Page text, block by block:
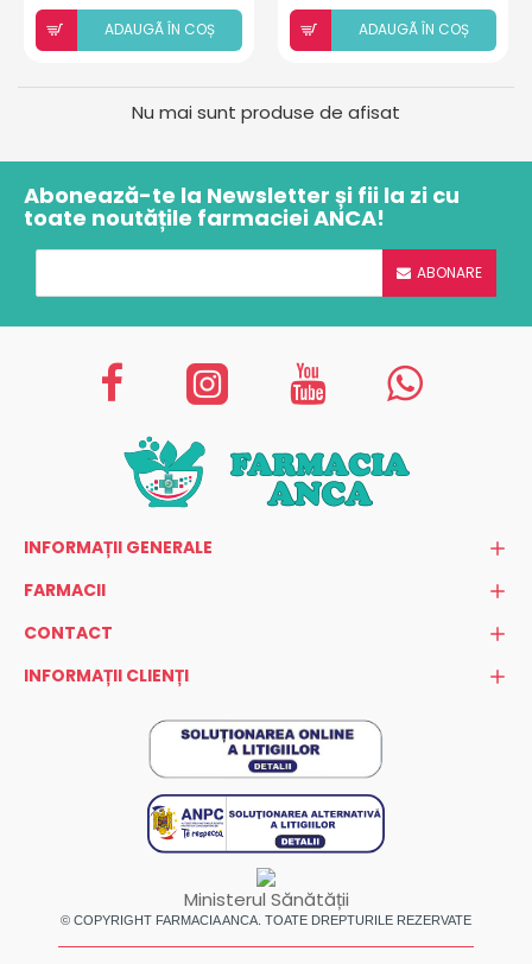
ADAUGÃ ÎN COȘ ADAUGÃ ÎN COȘ
Nu mai sunt produse de afisat
Abonează-te la Newsletter și fii la zi cu
toate noutățile farmaciei ANCA!
ABONARE
INFORMAȚII GENERALE
FARMACII
CONTACT
INFORMAȚII CLIENȚI
Ministerul Sănătății
© COPYRIGHT FARMACIA ANCA. TOATE DREPTURILE REZERVATE